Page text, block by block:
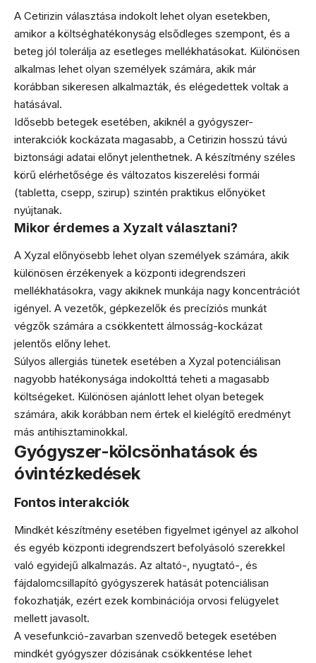
A Cetirizin választása indokolt lehet olyan esetekben,
amikor a költséghatékonyság elsődleges szempont, és a
beteg jól tolerálja az esetleges mellékhatásokat. Különösen
alkalmas lehet olyan személyek számára, akik már
korábban sikeresen alkalmazták, és elégedettek voltak a
hatásával.
Idősebb betegek esetében, akiknél a gyógyszer-
interakciók kockázata magasabb, a Cetirizin hosszú távú
biztonsági adatai előnyt jelenthetnek. A készítmény széles
körű elérhetősége és változatos kiszerelési formái
(tabletta, csepp, szirup) szintén praktikus előnyöket
nyújtanak.
Mikor érdemes a Xyzalt választani?
A Xyzal előnyösebb lehet olyan személyek számára, akik
különösen érzékenyek a központi idegrendszeri
mellékhatásokra, vagy akiknek munkája nagy koncentrációt
igényel. A vezetők, gépkezelők és precíziós munkát
végzők számára a csökkentett álmosság-kockázat
jelentős előny lehet.
Súlyos allergiás tünetek esetében a Xyzal potenciálisan
nagyobb hatékonysága indokolttá teheti a magasabb
költségeket. Különösen ajánlott lehet olyan betegek
számára, akik korábban nem értek el kielégítő eredményt
más antihisztaminokkal.
Gyógyszer-kölcsönhatások és
óvintézkedések
Fontos interakciók
Mindkét készítmény esetében figyelmet igényel az alkohol
és egyéb központi idegrendszert befolyásoló szerekkel
való egyidejű alkalmazás. Az altató-, nyugtató-, és
fájdalomcsillapító gyógyszerek hatását potenciálisan
fokozhatják, ezért ezek kombinációja orvosi felügyelet
mellett javasolt.
A vesefunkció-zavarban szenvedő betegek esetében
mindkét gyógyszer dózisának csökkentése lehet